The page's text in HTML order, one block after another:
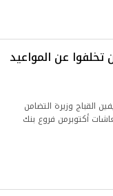
عن المواعيد
القباج وزيرة التضامن
أكتوبرمن فروع بنك